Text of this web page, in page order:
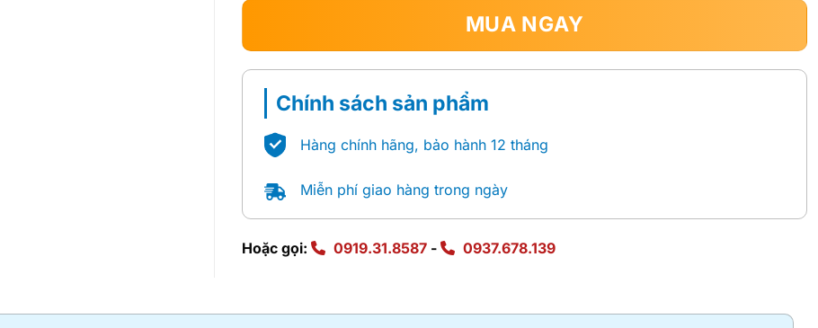
MUA NGAY
Chính sách sản phẩm
Hàng chính hãng, bảo hành 12 tháng
Miễn phí giao hàng trong ngày
Hoặc gọi: 0919.31.8587 - 0937.678.139